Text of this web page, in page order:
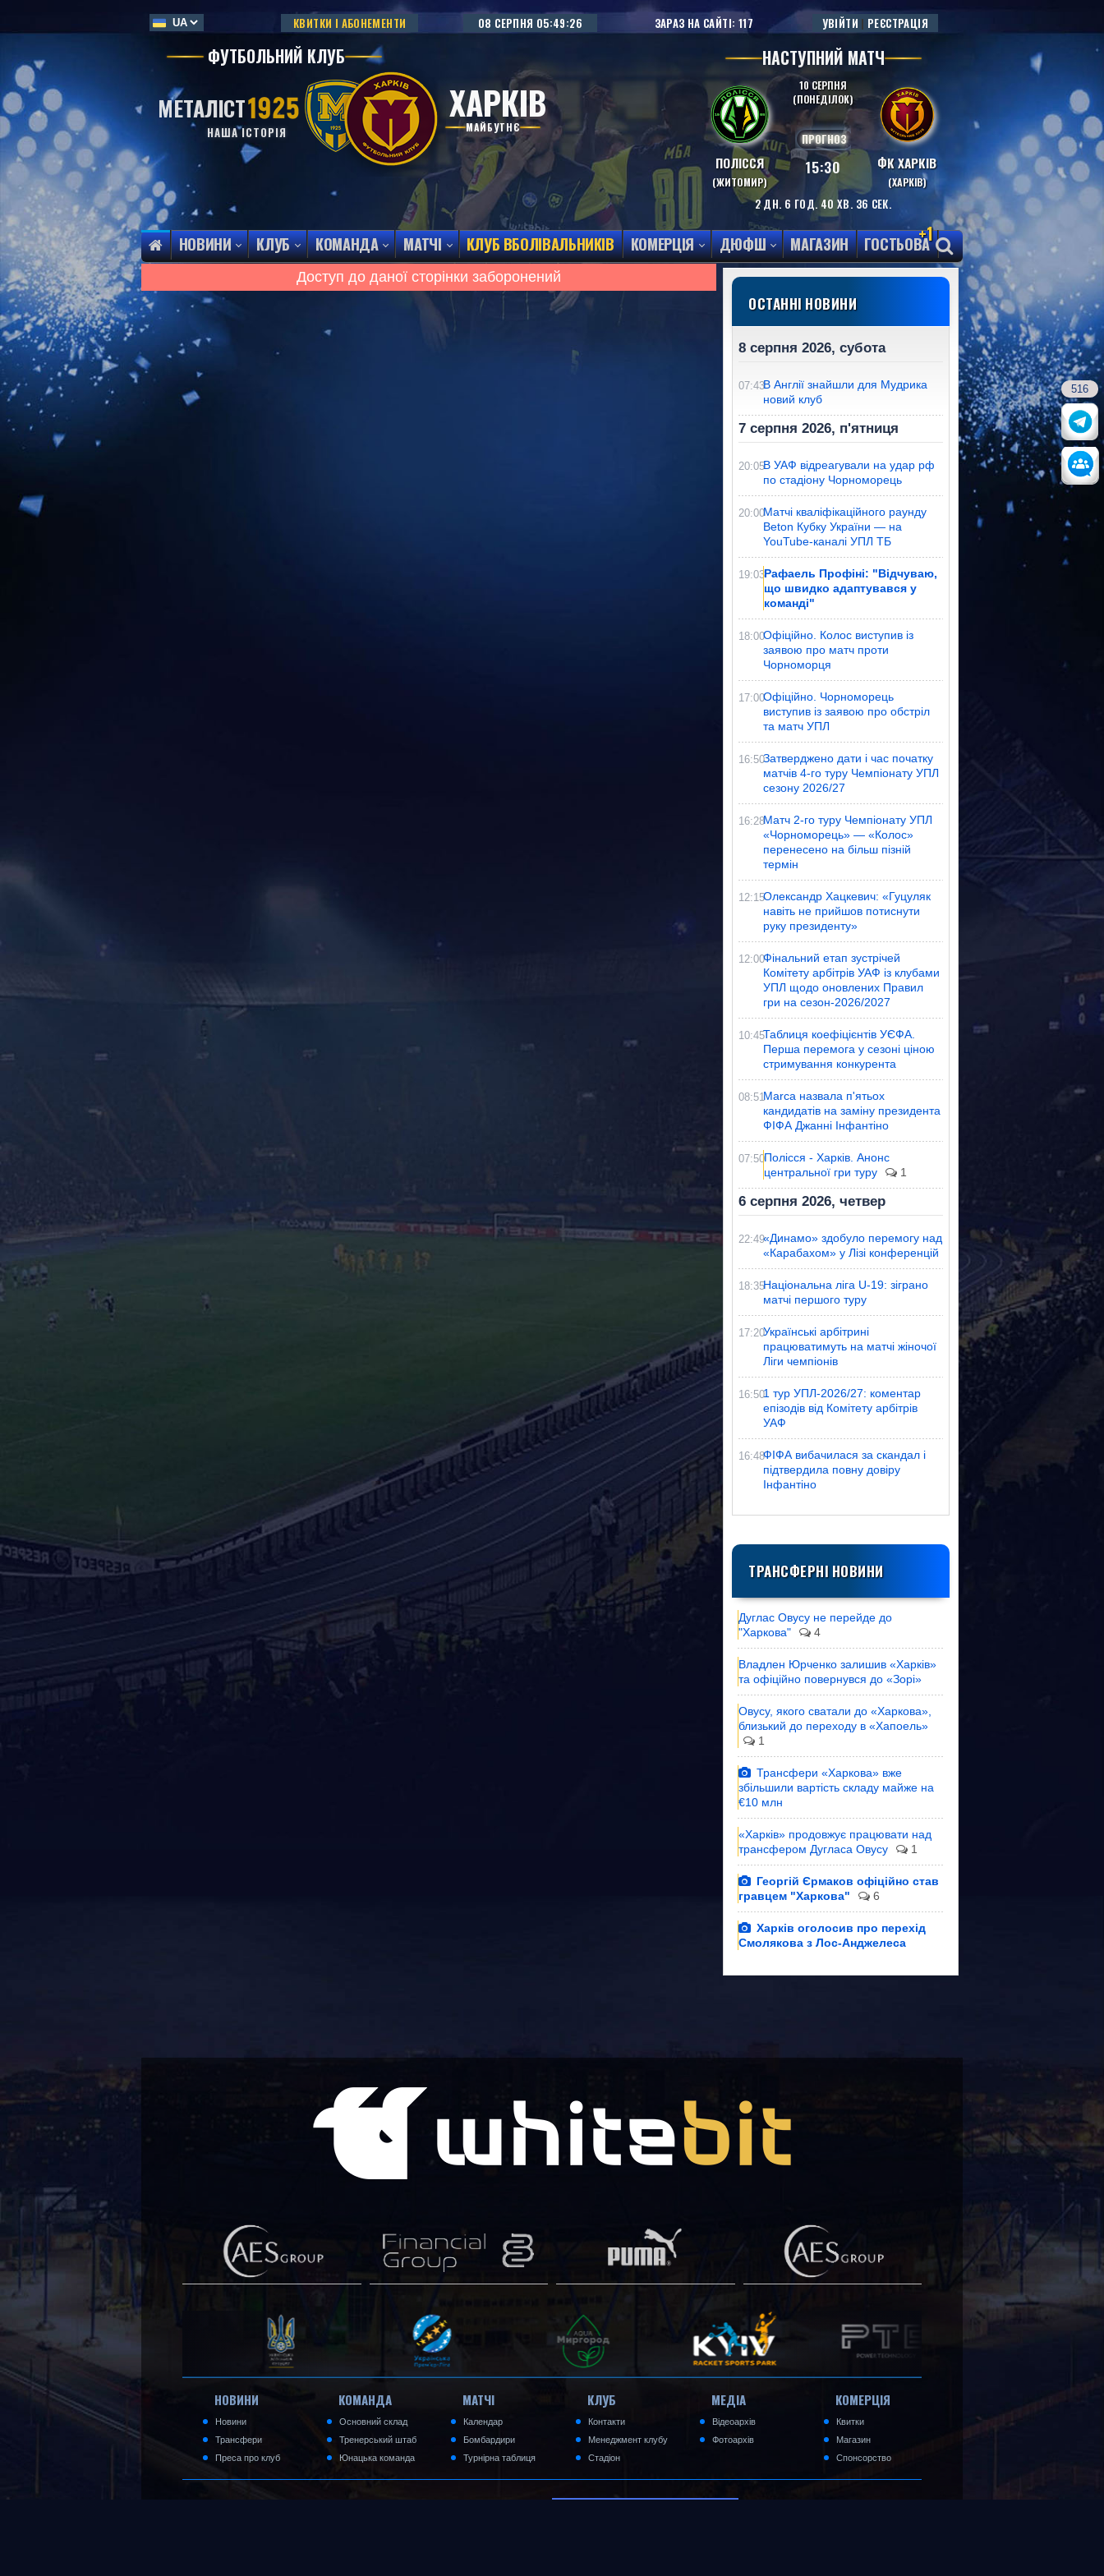
ФУТБОЛЬНИЙ КЛУБ
МЕТАЛІСТ
НАША ІСТОРІЯ
ХАРКІВ
МАЙБУТНЄ
КВИТКИ І АБОНЕМЕНТИ 08 СЕРПНЯ 05:49:27 ЗАРАЗ НА САЙТІ: 117 УВІЙТИ | РЕЄСТРАЦІЯ
НАСТУПНИЙ МАТЧ
10 СЕРПНЯ
(ПОНЕДІЛОК)
ПОЛІССЯ
(ЖИТОМИР)
ПРОГНОЗ
15:30 ФК ХАРКІВ
(ХАРКІВ)
2ДН. 6 ГОД. 40 ХВ. 35 СЕК.
516
НОВИНИ КЛУБ КОМАНДА МАТЧІ КЛУБ ВБОЛІВАЛЬНИКІВ КОМЕРЦІЯ ДЮФШ МАГАЗИН ГОСТЬОВА
+1
Доступ до даної сторінки заборонений
ОСТАННІ НОВИНИ
8 серпня 2026, субота
07:43В Англії знайшли для Мудрика
новий клуб
7 серпня 2026, п'ятниця
20:05В УАФ відреагували на удар рф
по стадіону Чорноморець
20:00Матчі кваліфікаційного раунду
Beton Кубку України — на
YouTube-каналі УПЛ ТБ
19:03Рафаель Профіні: "Відчуваю,
що швидко адаптувався у
команді"
18:00Офіційно. Колос виступив із
заявою про матч проти
Чорноморця
17:00Офіційно. Чорноморець
виступив із заявою про обстріл
та матч УПЛ
16:50Затверджено дати і час початку
матчів 4-го туру Чемпіонату УПЛ
сезону 2026/27
16:28Матч 2-го туру Чемпіонату УПЛ
«Чорноморець» — «Колос»
перенесено на більш пізній
термін
12:15Олександр Хацкевич: «Гуцуляк
навіть не прийшов потиснути
руку президенту»
12:00Фінальний етап зустрічей
Комітету арбітрів УАФ із клубами
УПЛ щодо оновлених Правил
гри на сезон-2026/2027
10:45Таблиця коефіцієнтів УЄФА.
Перша перемога у сезоні ціною
стримування конкурента
08:51Marca назвала п'ятьох
кандидатів на заміну президента
ФІФА Джанні Інфантіно
07:50Полісся - Харків. Анонс
центральної гри туру
1
6 серпня 2026, четвер
22:49«Динамо» здобуло перемогу над
«Карабахом» у Лізі конференцій
18:35Національна ліга U-19: зіграно
матчі першого туру
17:20Українські арбітрині
працюватимуть на матчі жіночої
Ліги чемпіонів
16:501 тур УПЛ-2026/27: коментар
епізодів від Комітету арбітрів
УАФ
16:48ФІФА вибачилася за скандал і
підтвердила повну довіру
Інфантіно
ТРАНСФЕРНІ НОВИНИ
Дуглас Овусу не перейде до
"Харкова"
4
Владлен Юрченко залишив «Харків»
та офіційно повернувся до «Зорі»
Овусу, якого сватали до «Харкова»,
близький до переходу в «Хапоель»
1
Трансфери «Харкова» вже
збільшили вартість складу майже на
€10 млн
«Харків» продовжує працювати над
трансфером Дугласа Овусу
1
Георгій Єрмаков офіційно став
гравцем "Харкова"
6
Харків оголосив про перехід
Смолякова з Лос-Анджелеса
НОВИНИ
Новини
Трансфери
Преса про клуб
КОМАНДА
Основний склад
Тренерський штаб
Юнацька команда
МАТЧІ
Календар
Бомбардири
Турнірна таблиця
КЛУБ
Контакти
Менеджмент клубу
Стадіон
МЕДІА
Відеоархів
Фотоархів
КОМЕРЦІЯ
Квитки
Магазин
Спонсорство